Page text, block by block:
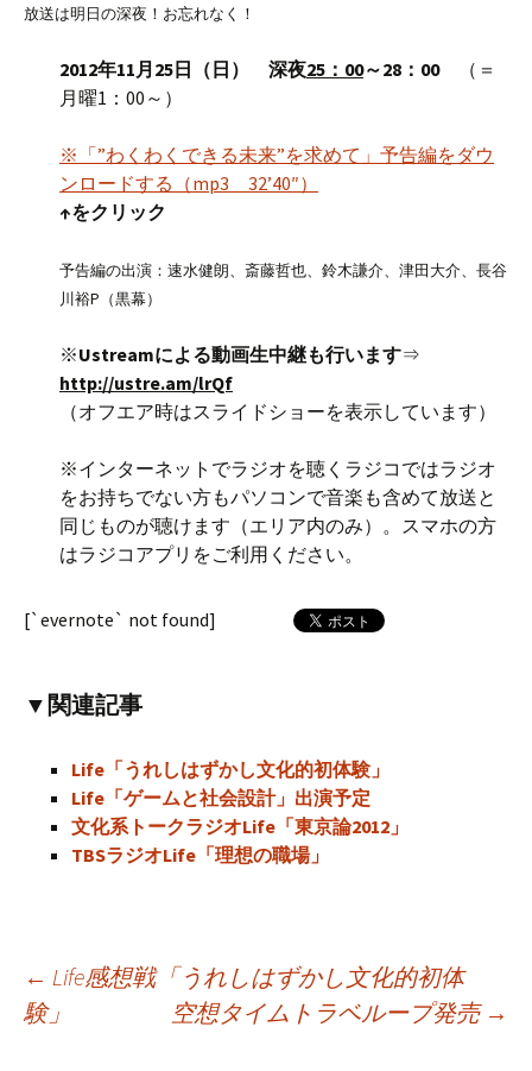
放送は明日の深夜！お忘れなく！
2012年11月25日（日） 深夜25：00～28：00（＝
月曜1：00～）
※「”わくわくできる未来”を求めて」予告編をダウ
ンロードする（mp3 32’40″）
↑をクリック
予告編の出演：速水健朗、斎藤哲也、鈴木謙介、津田大介、長谷
川裕P（黒幕）
※Ustreamによる動画生中継も行います⇒
http://ustre.am/lrQf
（オフエア時はスライドショーを表示しています）
※インターネットでラジオを聴くラジコではラジオ
をお持ちでない方もパソコンで音楽も含めて放送と
同じものが聴けます（エリア内のみ）。スマホの方
はラジコアプリをご利用ください。
[`evernote` not found]
▼関連記事
Life「うれしはずかし文化的初体験」
Life「ゲームと社会設計」出演予定
文化系トークラジオLife「東京論2012」
TBSラジオLife「理想の職場」
投
← Life感想戦「うれしはずかし文化的初体
験」
空想タイムトラベループ発売 →